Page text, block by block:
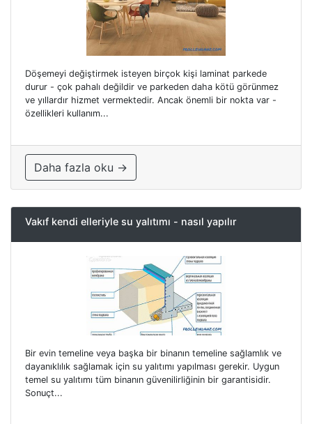
Döşemeyi değiştirmek isteyen birçok kişi laminat parkede
durur - çok pahalı değildir ve parkeden daha kötü görünmez
ve yıllardır hizmet vermektedir. Ancak önemli bir nokta var -
özellikleri kullanım...
Daha fazla oku →
Vakıf kendi elleriyle su yalıtımı - nasıl yapılır
Bir evin temeline veya başka bir binanın temeline sağlamlık ve
dayanıklılık sağlamak için su yalıtımı yapılması gerekir. Uygun
temel su yalıtımı tüm binanın güvenilirliğinin bir garantisidir.
Sonuçt...